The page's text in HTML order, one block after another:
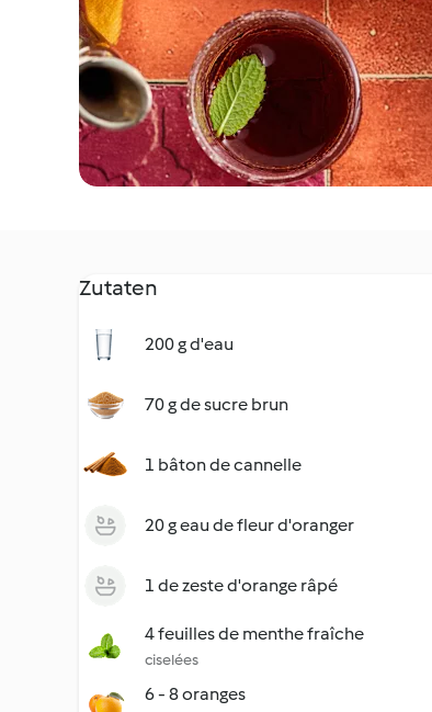
Zutaten
200 g d'eau
70 g de sucre brun
1 bâton de cannelle
20 g eau de fleur d'oranger
1 de zeste d'orange râpé
4 feuilles de menthe fraîche
ciselées
6 - 8 oranges